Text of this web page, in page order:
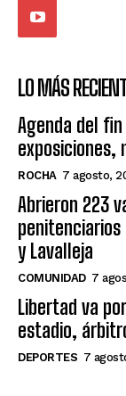
LO MÁS
Agenda del
exposiciones,
ROCHA 7 agosto,
Abrieron 223
penitenciarios
y Lavalleja
COMUNIDAD 7
Libertad va
estadio,
DEPORTES 7